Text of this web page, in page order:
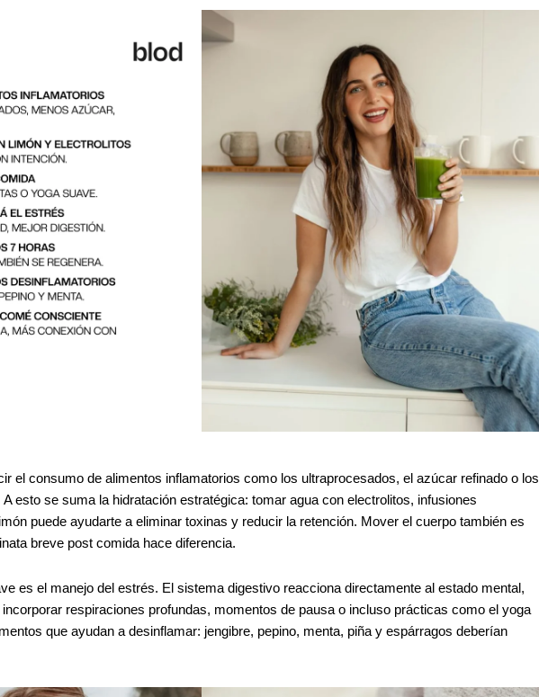
el consumo de alimentos inflamatorios como los ultraprocesados, el azúcar refinado o los
esto se suma la hidratación estratégica: tomar agua con electrolitos, infusiones
puede ayudarte a eliminar toxinas y reducir la retención. Mover el cuerpo también es
breve post comida hace diferencia.
es el manejo del estrés. El sistema digestivo reacciona directamente al estado mental,
respiraciones profundas, momentos de pausa o incluso prácticas como el yoga
que ayudan a desinflamar: jengibre, pepino, menta, piña y espárragos deberían